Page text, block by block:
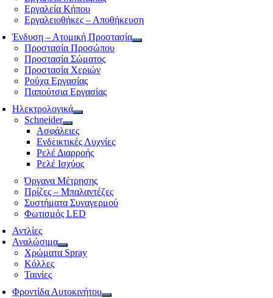
Εργαλεία Κήπου
Εργαλειοθήκες – Αποθήκευση
Ένδυση – Ατομική Προστασία
Προστασία Προσώπου
Προστασία Σώματος
Προστασία Χεριών
Ρούχα Εργασίας
Παπούτσια Εργασίας
Ηλεκτρολογικά
Schneider
Ασφάλειες
Ενδεικτικές Λυχνίες
Ρελέ Διαρροής
Ρελέ Ισχύος
Όργανα Μέτρησης
Πρίζες – Μπαλαντέζες
Συστήματα Συναγερμού
Φωτισμός LED
Αντλίες
Αναλώσιμα
Χρώματα Spray
Κόλλες
Ταινίες
Φροντίδα Αυτοκινήτου